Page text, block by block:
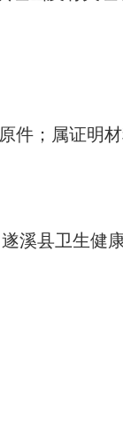
；属证明材
溪县卫生健